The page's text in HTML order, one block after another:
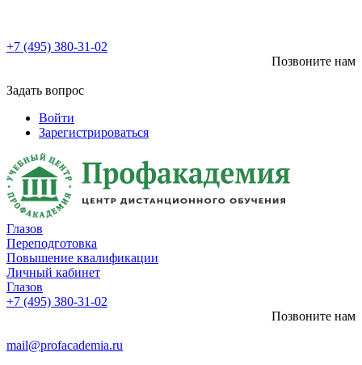
+7 (495) 380-31-02
Позвоните нам
Задать вопрос
Войти
Зарегистрироваться
Глазов
Переподготовка
Повышение квалификации
Личный кабинет
Глазов
+7 (495) 380-31-02
Позвоните нам
mail@profacademia.ru